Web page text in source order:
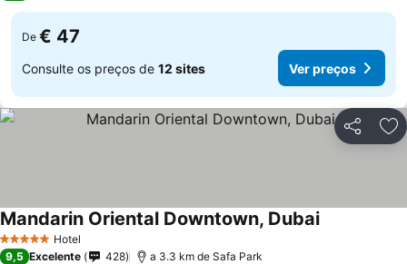
De € 47
Consulte os preços de 12 sites Ver preços
Partilhar
5 Estrelas Hotel
Mandarin Oriental Downtown, Dubai
9,5 Excelente 428 a 3.3 km de Safa Park